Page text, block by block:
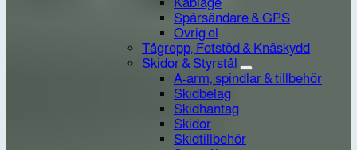
Kablage
Spårsändare & GPS
Övrig el
Tågrepp, Fotstöd & Knäskydd
Skidor & Styrstål
A-arm, spindlar & tillbehör
Skidbelag
Skidhantag
Skidor
Skidtillbehör